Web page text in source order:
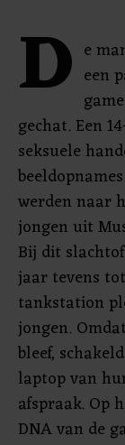
D e
een
gechat. Een
seksuele
werden naar
jongen uit
Bij dit
jaar tevens
tankstation
jongen.
bleef,
laptop van
afspraak. Op
DNA van de